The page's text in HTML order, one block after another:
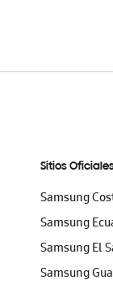
Sitios
Samsung
Samsung
Samsung El
Samsung